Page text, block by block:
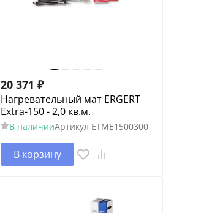
20 371 ₽
Нагревательный мат ERGERT
Extra-150 - 2,0 кв.м.
В наличииАртикул ETME1500300
В корзину